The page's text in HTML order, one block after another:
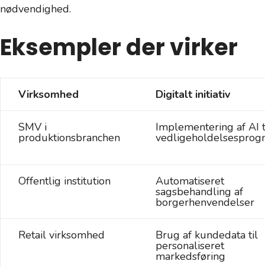
nødvendighed.
Eksempler der virker
Virksomhed Digitalt initiativ
SMV i
produktionsbranchen
Implementering af AI
Offentlig institution Automatiseret
sagsbehandling af
borgerhenvendelser
Retail virksomhed Brug af kundedata til
personaliseret
markedsføring